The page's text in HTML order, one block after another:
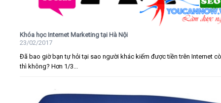
Khóa học Internet Marketing tại Hà Nội
23/02/2017
Đã bao giờ bạn tự hỏi tại sao người khác kiếm được tiền trên Internet
thì không? Hơn 1/3...